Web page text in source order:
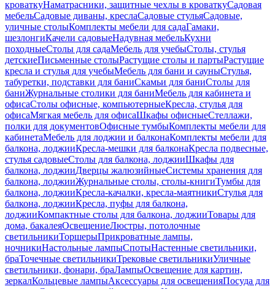
кроваткуНаматрасники, защитные чехлы в кроваткуСадовая
мебельСадовые диваны, креслаСадовые стульяСадовые,
уличные столыКомплекты мебели для садаГамаки,
шезлонгиКачели садовыеНадувная мебельКухни
походныеСтолы для садаМебель для учебыСтолы, стулья
детскиеПисьменные столыРастущие столы и партыРастущие
кресла и стулья для учебыМебель для бани и сауныСтулья,
табуретки, подставки для баниСкамьи для баниСтолы для
баниЖурнальные столики для баниМебель для кабинета и
офисаСтолы офисные, компьютерныеКресла, стулья для
офисаМягкая мебель для офисаШкафы офисныеСтеллажи,
полки для документовОфисные тумбыКомплекты мебели для
кабинетаМебель для лоджии и балконаКомплекты мебели для
балкона, лоджииКресла-мешки для балконаКресла подвесные,
стулья садовыеСтолы для балкона, лоджииШкафы для
балкона, лоджииДверцы жалюзийныеСистемы хранения для
балкона, лоджииЖурнальные столы, столы-книгиТумбы для
балкона, лоджииКресла-качалки, кресла-маятникиСтулья для
балкона, лоджииКресла, пуфы для балкона,
лоджииКомпактные столы для балкона, лоджииТовары для
дома, бакалеяОсвещениеЛюстры, потолочные
светильникиТоршерыПрикроватные лампы,
ночникиНастольные лампыСпотыНастенные светильники,
браТочечные светильникиТрековые светильникиУличные
светильники, фонари, браЛампыОсвещение для картин,
зеркалКольцевые лампыАксессуары для освещенияПосуда для